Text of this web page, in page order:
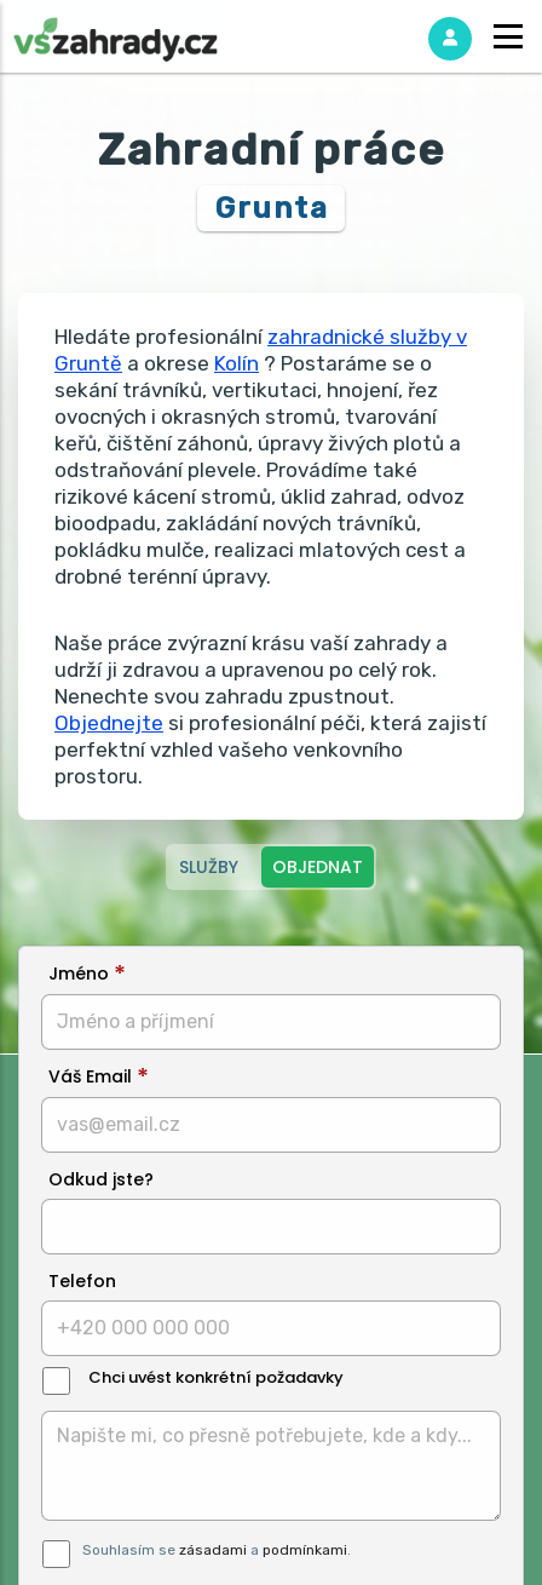
Zahradní práce
Grunta
Hledáte profesionální zahradnické služby v
Gruntě a okrese Kolín ? Postaráme se o
sekání trávníků, vertikutaci, hnojení, řez
ovocných i okrasných stromů, tvarování
keřů, čištění záhonů, úpravy živých plotů a
odstraňování plevele. Provádíme také
rizikové kácení stromů, úklid zahrad, odvoz
bioodpadu, zakládání nových trávníků,
pokládku mulče, realizaci mlatových cest a
drobné terénní úpravy.
Naše práce zvýrazní krásu vaší zahrady a
udrží ji zdravou a upravenou po celý rok.
Nenechte svou zahradu zpustnout.
Objednejte si profesionální péči, která zajistí
perfektní vzhled vašeho venkovního
prostoru.
SLUŽBY OBJEDNAT
Jméno
Váš Email
Odkud jste?
Telefon
Chci uvést konkrétní požadavky
Zprávy:
Pro odeslání musite odsouhlasit naše
podmínky.
Souhlasím se zásadami a podmínkami.